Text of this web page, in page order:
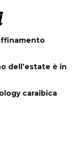
dell’estate è in
caraibica